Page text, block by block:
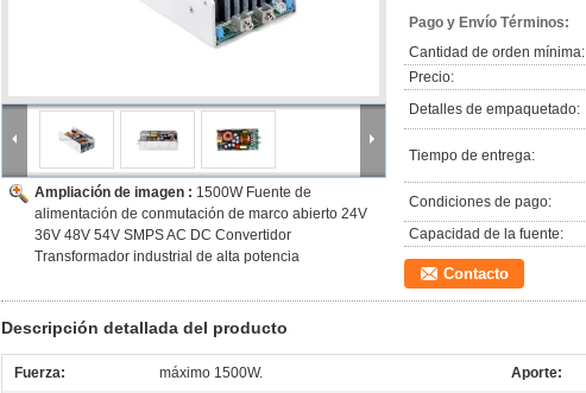
Ampliación de imagen : 1500W Fuente de
alimentación de conmutación de marco abierto 24V
36V 48V 54V SMPS AC DC Convertidor
Transformador industrial de alta potencia
Pago y Envío Términos:
Cantidad de orden mínima:
Precio:
Detalles de empaquetado:
Tiempo de entrega:
Condiciones de pago:
Capacidad de la fuente:
Contacto
Descripción detallada del producto
Fuerza: máximo 1500W. Aporte: